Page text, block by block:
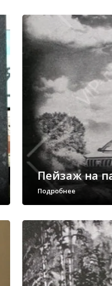
Пейзаж на
Подробнее